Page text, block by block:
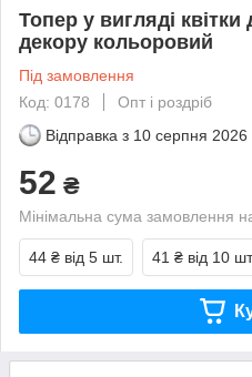
Топер у вигляді
декору кольоровий
Під замовлення
Код: 0178
Опт і роздріб
Відправка з 10 серпня 2026
52 ₴
Мінімальна сума замовлення
44 ₴ від 5 шт. 41 ₴ від 10